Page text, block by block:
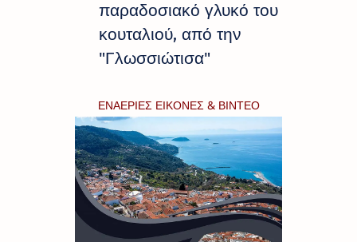
παραδοσιακό γλυκό του
κουταλιού, από την
"Γλωσσιώτισα"
ΕΝΑΕΡΙΕΣ ΕΙΚΟΝΕΣ & ΒΙΝΤΕΟ